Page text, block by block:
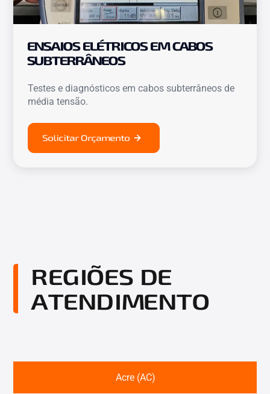
ENSAIOS ELÉTRICOS EM CABOS
SUBTERRÂNEOS
Testes e diagnósticos em cabos subterrâneos de
média tensão.
Solicitar Orçamento
REGIÕES DE
ATENDIMENTO
Acre (AC)